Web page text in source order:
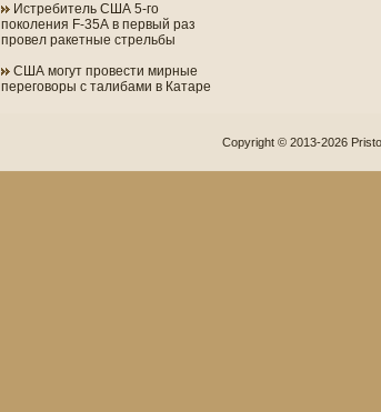
Истребитель США 5-го
поколения F-35А в первый раз
провел ракетные стрельбы
США могут провести мирные
переговоры с талибами в Катаре
Copyright © 2013-2026